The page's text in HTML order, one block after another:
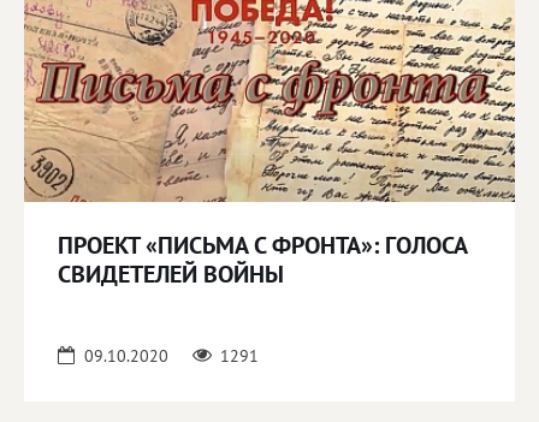
ПРОЕКТ «ПИСЬМА С ФРОНТА»: ГОЛОСА
СВИДЕТЕЛЕЙ ВОЙНЫ
09.10.2020 1291